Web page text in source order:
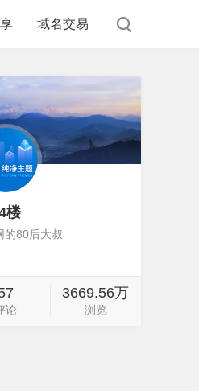
域名交易
楼
的80后大叔
论
3669.56万
浏览